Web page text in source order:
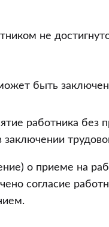
не
быть
работника без
о приеме на
согласие